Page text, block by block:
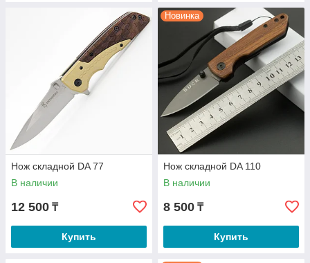
Нож складной DA 77
В наличии
12 500 ₸
Купить
Новинка
Нож складной DA 110
В наличии
8 500 ₸
Купить